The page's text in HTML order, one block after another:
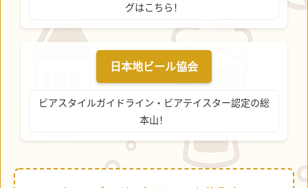
グはこちら！
日本地ビール協会
ビアスタイルガイドライン・ビアテイスター認定の総
本山！